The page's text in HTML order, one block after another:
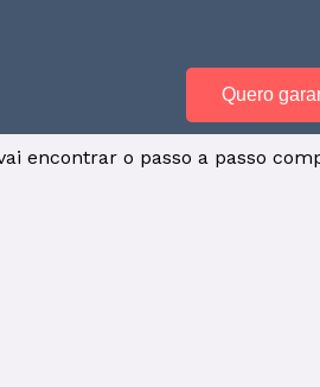
Quero
encontrar o passo a passo